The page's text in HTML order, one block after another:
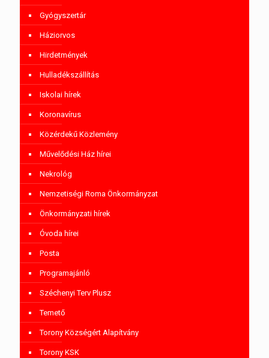
Gyógyszertár
Háziorvos
Hirdetmények
Hulladékszállítás
Iskolai hírek
Koronavírus
Közérdekű Közlemény
Művelődési Ház hírei
Nekrológ
Nemzetiségi Roma Önkormányzat
Önkormányzati hírek
Óvoda hírei
Posta
Programajánló
Széchenyi Terv Plusz
Temető
Torony Községért Alapítvány
Torony KSK